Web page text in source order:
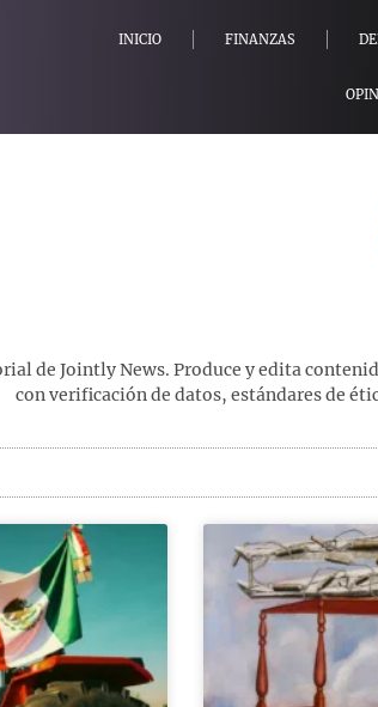
INICIO FINANZAS
de Jointly News. Produce y edita
con verificación de datos, estándares de